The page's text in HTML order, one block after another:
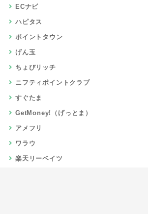
ECナビ
ハピタス
ポイントタウン
げん玉
ちょびリッチ
ニフティポイントクラブ
すぐたま
GetMoney!（げっとま）
アメフリ
ワラウ
楽天リーベイツ